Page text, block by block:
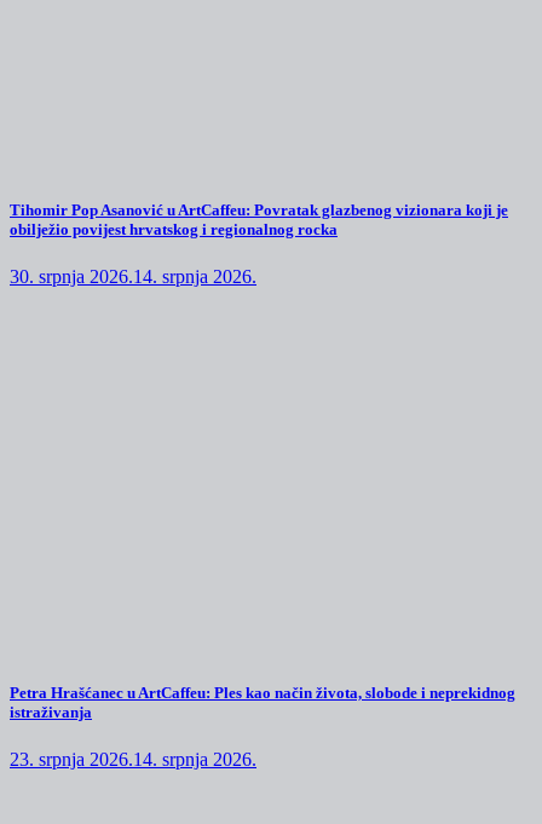
Tihomir Pop Asanović u ArtCaffeu: Povratak glazbenog vizionara koji je
obilježio povijest hrvatskog i regionalnog rocka
30. srpnja 2026.14. srpnja 2026.
Petra Hrašćanec u ArtCaffeu: Ples kao način života, slobode i neprekidnog
istraživanja
23. srpnja 2026.14. srpnja 2026.